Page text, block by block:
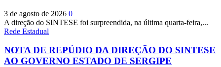
3 de agosto de 2026 0
A direção do SINTESE foi surpreendida, na última quarta-feira,...
Rede Estadual
NOTA DE REPÚDIO DA DIREÇÃO DO SINTESE
AO GOVERNO ESTADO DE SERGIPE